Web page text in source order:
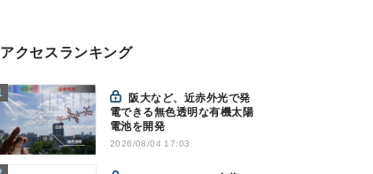
アクセスランキング
電できる無色透明な有機太陽
電池を開発
2026/08/04 17:03